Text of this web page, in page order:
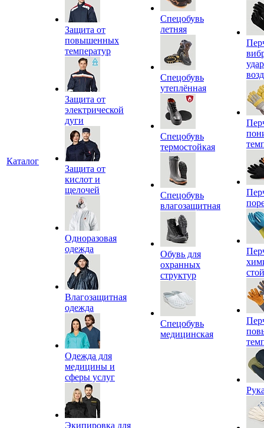
Каталог
Защита от
повышенных
температур
Защита от
электрической
дуги
Защита от
кислот и
щелочей
Одноразовая
одежда
Влагозащитная
одежда
Одежда для
медицины и
сферы услуг
Экипировка для
Спецобувь
летняя
Спецобувь
утеплённая
Спецобувь
термостойкая
Спецобувь
влагозащитная
Обувь для
охранных
структур
Спецобувь
медицинская